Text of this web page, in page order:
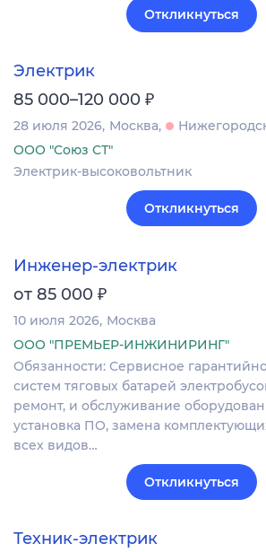
Откликнуться
Электрик
85 000–120 000 ₽
28 июля 2026 Москва
ООО "Союз СТ"
Электрик-высоковольтник
Откликнуться
Инженер-электрик
от 85 000 ₽
10 июля 2026 Москва
ООО "ПРЕМЬЕР-ИНЖИНИРИНГ"
Обязанности: Сервисное
систем тяговых батарей
ремонт, и обслуживание
установка ПО, замена
всех видов…
Откликнуться
Техник-электрик